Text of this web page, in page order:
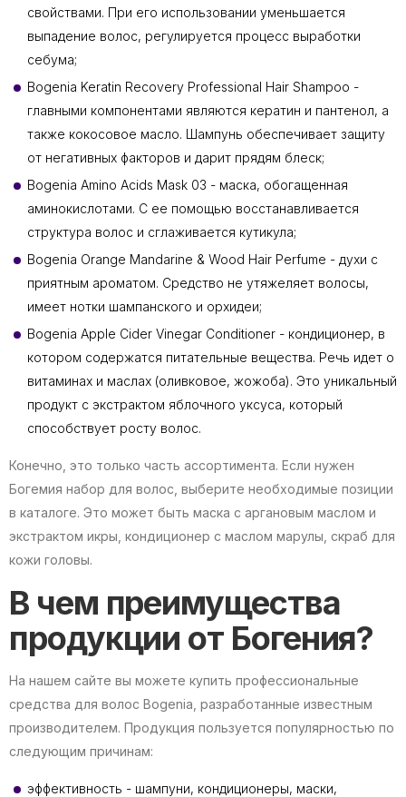
свойствами. При его использовании уменьшается
выпадение волос, регулируется процесс выработки
себума;
Bogenia Keratin Recovery Professional Hair Shampoo -
главными компонентами являются кератин и пантенол, а
также кокосовое масло. Шампунь обеспечивает защиту
от негативных факторов и дарит прядям блеск;
Bogenia Amino Acids Mask 03 - маска, обогащенная
аминокислотами. С ее помощью восстанавливается
структура волос и сглаживается кутикула;
Bogenia Orange Mandarine & Wood Hair Perfume - духи с
приятным ароматом. Средство не утяжеляет волосы,
имеет нотки шампанского и орхидеи;
Bogenia Apple Cider Vinegar Conditioner - кондиционер, в
котором содержатся питательные вещества. Речь идет о
витаминах и маслах (оливковое, жожоба). Это уникальный
продукт с экстрактом яблочного уксуса, который
способствует росту волос.
Конечно, это только часть ассортимента. Если нужен
Богемия набор для волос, выберите необходимые позиции
в каталоге. Это может быть маска с аргановым маслом и
экстрактом икры, кондиционер с маслом марулы, скраб для
кожи головы.
В чем преимущества
продукции от Богения?
На нашем сайте вы можете купить профессиональные
средства для волос Bogenia, разработанные известным
производителем. Продукция пользуется популярностью по
следующим причинам:
эффективность - шампуни, кондиционеры, маски,